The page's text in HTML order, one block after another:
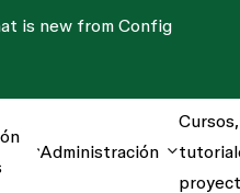
is new from Config
Administración
Cursos,